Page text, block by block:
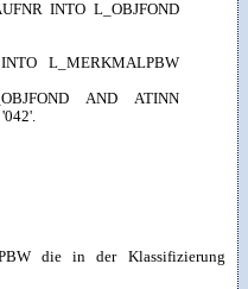
INTO L_OBJFOND
L_MERKMALPBW
AND ATINN
die in der Klassifizierung